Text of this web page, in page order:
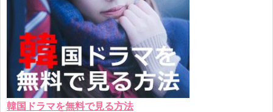
韓国ドラマを無料で見る方法